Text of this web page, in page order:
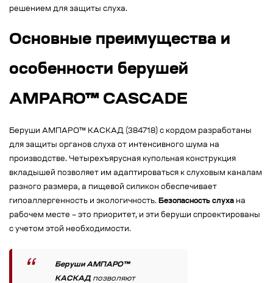
решением для защиты слуха.
Основные преимущества и
особенности берушей
AMPARO™ CASCADE
Беруши АМПАРО™ КАСКАД (384718) с кордом разработаны
для защиты органов слуха от интенсивного шума на
производстве. Четырехъярусная купольная конструкция
вкладышей позволяет им адаптироваться к слуховым каналам
разного размера, а пищевой силикон обеспечивает
гипоаллергенность и экологичность. Безопасность слуха на
рабочем месте – это приоритет, и эти беруши спроектированы
с учетом этой необходимости.
Беруши АМПАРО™
КАСКАД позволяют